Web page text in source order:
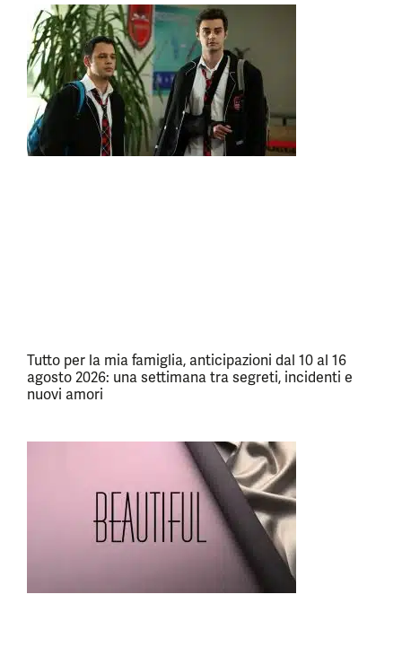
Tutto per la mia famiglia, anticipazioni dal 10 al 16
agosto 2026: una settimana tra segreti, incidenti e
nuovi amori